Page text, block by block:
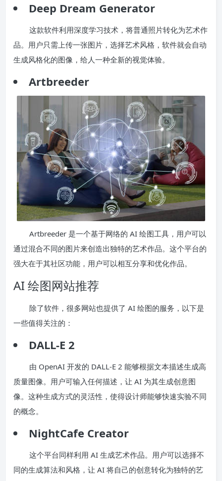
Deep Dream Generator
这款软件利用深度学习技术，将普通照片转化为艺术作
品。用户只需上传一张图片，选择艺术风格，软件就会自动
生成风格化的图像，给人一种全新的视觉体验。
Artbreeder
Artbreeder 是一个基于网络的 AI 绘图工具，用户可以
通过混合不同的图片来创造出独特的艺术作品。这个平台的
强大在于其社区功能，用户可以相互分享和优化作品。
AI 绘图网站推荐
除了软件，很多网站也提供了 AI 绘图的服务，以下是
一些值得关注的：
DALL-E 2
由 OpenAI 开发的 DALL-E 2 能够根据文本描述生成高
质量图像。用户可输入任何描述，让 AI 为其生成创意图
像。这种生成方式的灵活性，使得设计师能够快速实验不同
的概念。
NightCafe Creator
这个平台同样利用 AI 生成艺术作品。用户可以选择不
同的生成算法和风格，让 AI 将自己的创意转化为独特的艺